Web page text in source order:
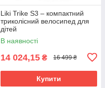
Liki Trike S3 – компактний
триколісний велосипед для
дітей
В наявності
14 024,15 ₴ 16 499 ₴
Купити